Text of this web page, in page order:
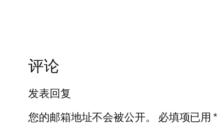
评论
发表回复
您的邮箱地址不会被公开。
必填项已用*